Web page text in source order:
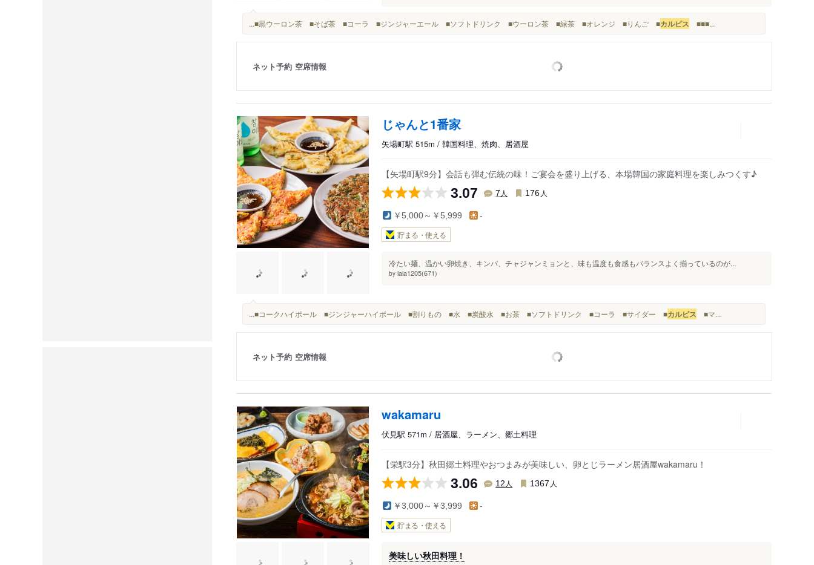
...■黒ウーロン茶 ■そば茶 ■コーラ ■ジンジャーエール ■ソフトドリンク ■ウーロン茶 ■緑茶 ■オレンジ ■りんご ■カルピス ■■■...
ネット予約 空席情報
じゃんと1番家
矢場町駅 515m / 韓国料理、焼肉、居酒屋
【矢場町駅9分】会話も弾む伝統の味！ご宴会を盛り上げる、本場韓国の家庭料理を楽しみつくす♪
3.07 7 人 176 人
￥5,000～￥5,999 -
貯まる・使える
冷たい麺、温かい卵焼き、キンパ、チャジャンミョンと、味も温度も食感もバランスよく揃っているのが...
by lala1205(671)
...■コークハイボール ■ジンジャーハイボール ■割りもの ■水 ■炭酸水 ■お茶 ■ソフトドリンク ■コーラ ■サイダー ■カルピス ■マ...
ネット予約 空席情報
wakamaru
伏見駅 571m / 居酒屋、ラーメン、郷土料理
【栄駅3分】秋田郷土料理やおつまみが美味しい、卵とじラーメン居酒屋wakamaru！
3.06 12 人 1367 人
￥3,000～￥3,999 -
貯まる・使える
美味しい秋田料理！